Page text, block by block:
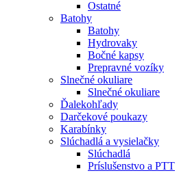
Ostatné
Batohy
Batohy
Hydrovaky
Bočné kapsy
Prepravné vozíky
Slnečné okuliare
Slnečné okuliare
Ďalekohľady
Darčekové poukazy
Karabínky
Slúchadlá a vysielačky
Slúchadlá
Príslušenstvo a PTT